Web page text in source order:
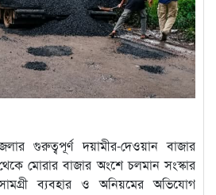
গুরুত্বপূর্ণ দয়ামীর-দেওয়ান বাজার
মোরার বাজার অংশে চলমান সংস্কার
ব্যবহার ও অনিয়মের অভিযোগ